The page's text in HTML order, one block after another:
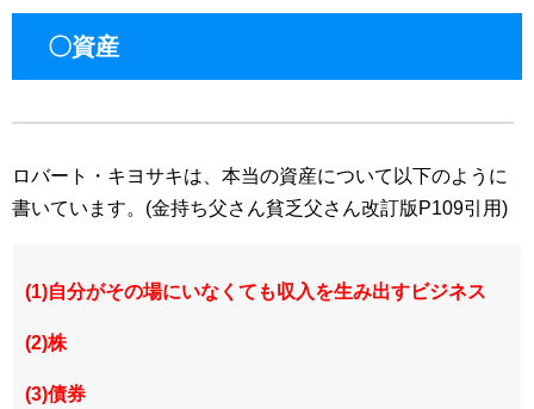
〇資産
ロバート・キヨサキは、本当の資産について以下のように
書いています。(金持ち父さん貧乏父さん改訂版P109引用)
(1)自分がその場にいなくても収入を生み出すビジネス
(2)株
(3)債券